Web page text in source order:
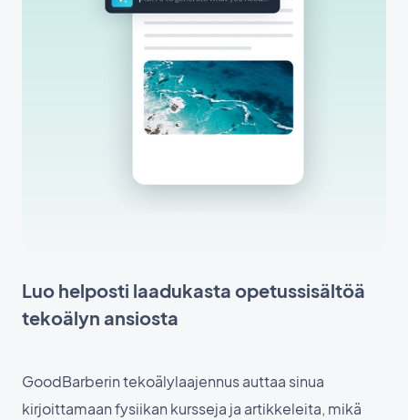
Luo helposti laadukasta opetussisältöä
tekoälyn ansiosta
GoodBarberin tekoälylaajennus auttaa sinua
kirjoittamaan fysiikan kursseja ja artikkeleita, mikä